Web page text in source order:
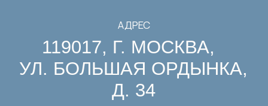
КаталогВдохновение Коллекции Истории
О насПокупателямПроизводство Контакты